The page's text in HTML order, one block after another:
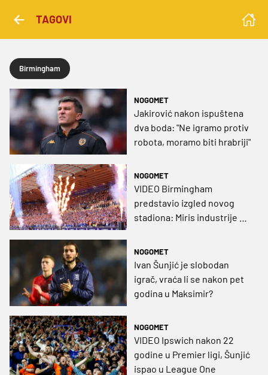
TAGOVI
Birmingham
NOGOMET
Jakirović nakon ispuštena
dva boda: "Ne igramo protiv
robota, moramo biti hrabriji"
NOGOMET
VIDEO Birmingham
predstavio izgled novog
stadiona: Miris industrije uz
NOGOMET
Ivan Šunjić je slobodan
igrač, vraća li se nakon pet
godina u Maksimir?
NOGOMET
VIDEO Ipswich nakon 22
godine u Premier ligi, Šunjić
ispao u League One